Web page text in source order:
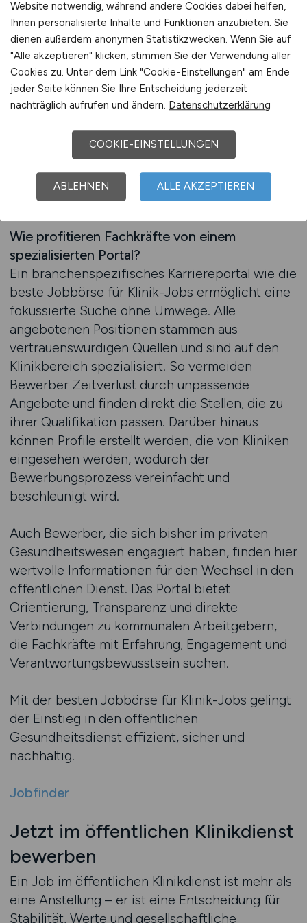
reine Jobsuche hinaus. Es bietet Einblicke in die
Arbeitskultur öffentlicher Einrichtungen,
erläutert Unterschiede zu privaten Trägern und
informiert über tarifliche Strukturen,
Zusatzleistungen und
Weiterbildungsmöglichkeiten. Damit wird die
strategischer. Bewerber können gezielt
entscheiden, welche Arbeitsbedingungen und
Karrierewege ihren persönlichen Zielen
entsprechen.
Wie profitieren Fachkräfte von einem
spezialisierten Portal?
Ein branchenspezifisches Karriereportal wie die
beste Jobbörse für Klinik-Jobs ermöglicht eine
fokussierte Suche ohne Umwege. Alle
angebotenen Positionen stammen aus
vertrauenswürdigen Quellen und sind auf den
Klinikbereich spezialisiert. So vermeiden
Bewerber Zeitverlust durch unpassende
Angebote und finden direkt die Stellen, die zu
ihrer Qualifikation passen. Darüber hinaus
können Profile erstellt werden, die von Kliniken
eingesehen werden, wodurch der
Bewerbungsprozess vereinfacht und
beschleunigt wird.
Auch Bewerber, die sich bisher im privaten
Gesundheitswesen engagiert haben, finden hier
wertvolle Informationen für den Wechsel in den
öffentlichen Dienst. Das Portal bietet
Orientierung, Transparenz und direkte
Verbindungen zu kommunalen Arbeitgebern,
die Fachkräfte mit Erfahrung, Engagement und
Verantwortungsbewusstsein suchen.
Mit der besten Jobbörse für Klinik-Jobs gelingt
der Einstieg in den öffentlichen
Gesundheitsdienst effizient, sicher und
nachhaltig.
Jobfinder
Jetzt im öffentlichen Klinikdienst
bewerben
Ein Job im öffentlichen Klinikdienst ist mehr als
eine Anstellung – er ist eine Entscheidung für
Stabilität, Werte und gesellschaftliche
Website notwendig, während andere Cookies dabei helfen,
Ihnen personalisierte Inhalte und Funktionen anzubieten. Sie
dienen außerdem anonymen Statistikzwecken. Wenn Sie auf
"Alle akzeptieren" klicken, stimmen Sie der Verwendung aller
Cookies zu. Unter dem Link "Cookie-Einstellungen" am Ende
jeder Seite können Sie Ihre Entscheidung jederzeit
nachträglich aufrufen und ändern. Datenschutzerklärung
COOKIE-EINSTELLUNGEN
ABLEHNEN ALLE AKZEPTIEREN